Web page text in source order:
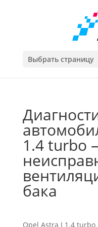
Выбрать страницу
1.4 turbo
бака
Opel Astra J 1.4 turbo